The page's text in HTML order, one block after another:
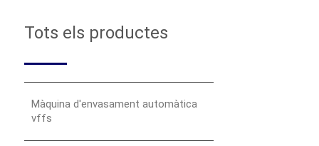
Tots els productes
Màquina d'envasament automàtica
vffs